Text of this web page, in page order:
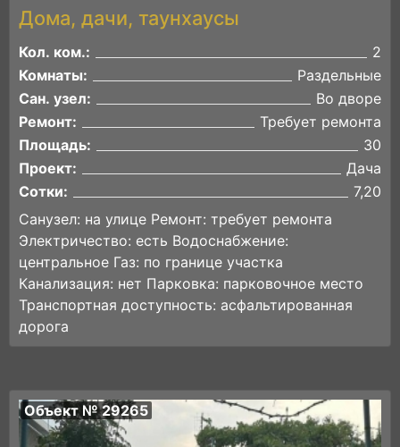
Дома, дачи, таунхаусы
Кол. ком.:
2
Комнаты:
Раздельные
Сан. узел:
Во дворе
Ремонт:
Требует ремонта
Площадь:
30
Проект:
Дача
Сотки:
7,20
Санузел: на улице Ремонт: требует ремонта
Электричество: есть Водоснабжение:
центральное Газ: по границе участка
Канализация: нет Парковка: парковочное место
Транспортная доступность: асфальтированная
дорога
Объект № 29265